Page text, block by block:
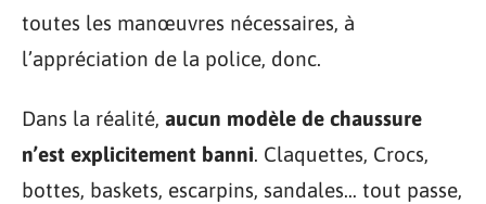
toutes les manœuvres nécessaires, à
l’appréciation de la police, donc.
Dans la réalité, aucun modèle de chaussure
n’est explicitement banni. Claquettes, Crocs,
bottes, baskets, escarpins, sandales… tout passe,